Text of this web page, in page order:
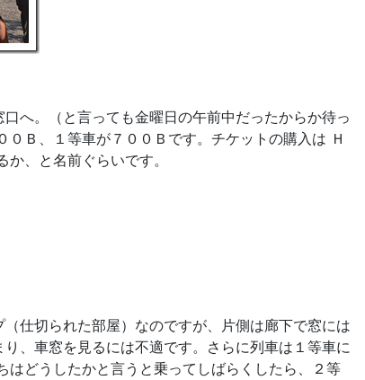
へ。（と言っても金曜日の午前中だったからか待っ
Ｂ、１等車が７００Ｂです。チケットの購入は Ｈ
、と名前ぐらいです。
仕切られた部屋）なのですが、片側は廊下で窓には
、車窓を見るには不適です。さらに列車は１等車に
どうしたかと言うと乗ってしばらくしたら、２等